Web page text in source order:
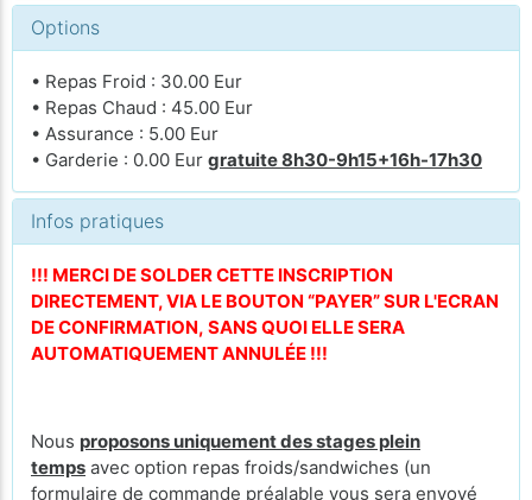
Options
• Repas Froid : 30.00 Eur
• Repas Chaud : 45.00 Eur
• Assurance : 5.00 Eur
• Garderie : 0.00 Eur gratuite 8h30-9h15+16h-17h30
Infos pratiques
!!! MERCI DE SOLDER CETTE INSCRIPTION
DIRECTEMENT, VIA LE BOUTON “PAYER” SUR L'ECRAN
DE CONFIRMATION, SANS QUOI ELLE SERA
AUTOMATIQUEMENT ANNULÉE !!!
Nous proposons uniquement des stages plein
temps avec option repas froids/sandwiches (un
formulaire de commande préalable vous sera envoyé